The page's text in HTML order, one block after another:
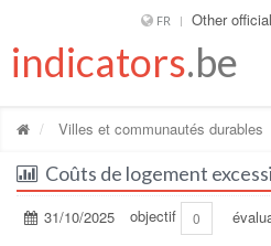
FR Other
indicators.be
Villes et communautés durables
Coûts de logement
31/10/2025 objectif 0